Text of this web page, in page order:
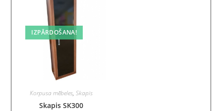
IZPĀRDOŠANA!
Korpusa mēbeles,Skapis
Skapis SK300